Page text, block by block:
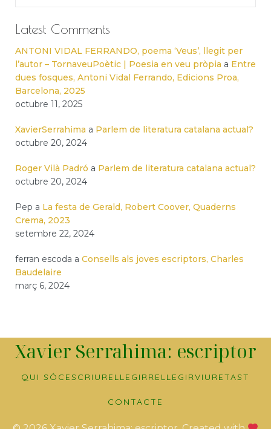
Latest Comments
ANTONI VIDAL FERRANDO, poema ‘Veus’, llegit per
l’autor – TornaveuPoètic | Poesia en veu pròpia a Entre
dues fosques, Antoni Vidal Ferrando, Edicions Proa,
Barcelona, 2025
octubre 11, 2025
XavierSerrahima a Parlem de literatura catalana actual?
octubre 20, 2024
Roger Vilà Padró a Parlem de literatura catalana actual?
octubre 20, 2024
Pep a La festa de Gerald, Robert Coover, Quaderns
Crema, 2023
setembre 22, 2024
ferran escoda a Consells als joves escriptors, Charles
Baudelaire
març 6, 2024
Xavier Serrahima: escriptor
QUI SÓC ESCRIURE LLEGIRRELLEGIRVIURETAST
CONTACTE